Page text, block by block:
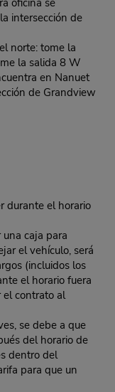
oficina se
intersección de
norte: tome la
la salida 8 W
en Nanuet
de Grandview
durante el horario
caja para
el vehículo, será
(incluidos los
el horario fuera
el contrato al
se debe a que
del horario de
dentro del
para que un